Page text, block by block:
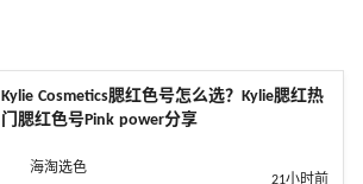
Kylie Cosmetics腮红色号怎么选？Kylie腮红热
门腮红色号Pink power分享
海淘选色
21小时前